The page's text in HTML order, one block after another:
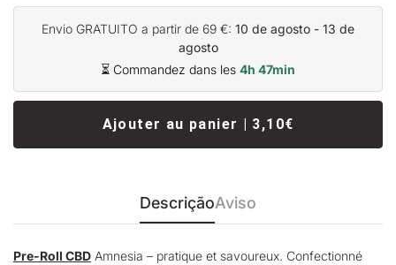
Envio GRATUITO a partir de 69 €: 10 de agosto - 13 de
agosto
⏳ Commandez dans les 4h 47min
Ajouter au panier | 3,10€
DescriçãoAviso
Pre-Roll CBD Amnesia – pratique et savoureux. Confectionné